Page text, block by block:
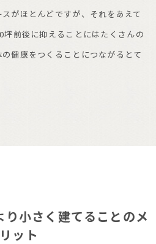
がほとんどですが、それをあえて
前後に抑えることにはたくさんの
健康をつくることにつながるとて
小さく建てることのメ
リット